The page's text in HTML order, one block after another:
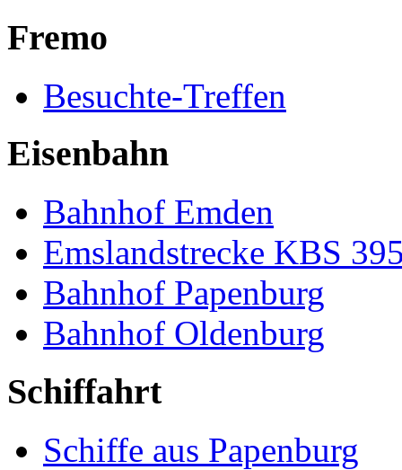
Fremo
Besuchte-Treffen
Eisenbahn
Bahnhof Emden
Emslandstrecke KBS
Bahnhof Papenburg
Bahnhof Oldenburg
Schiffahrt
Schiffe aus Papenburg